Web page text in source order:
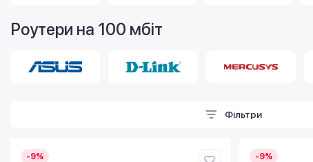
Роутери на 100 мбіт
Фільтри
-9% -9%